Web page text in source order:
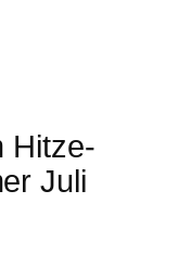
Hitze-
Juli